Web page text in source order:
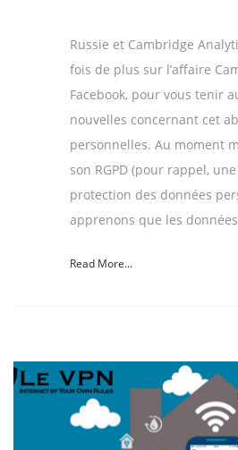
Russie et Cambridge
fois de plus sur l’affaire
Facebook, pour vous tenir
nouvelles concernant cet
personnelles. Au moment
son RGPD (pour rappel,
protection des données
apprenons que les données
Read More...